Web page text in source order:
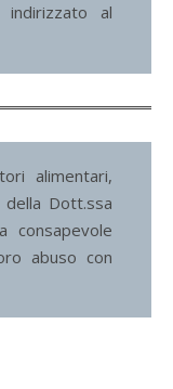
al
alimentari,
Dott.ssa
consapevole
abuso con